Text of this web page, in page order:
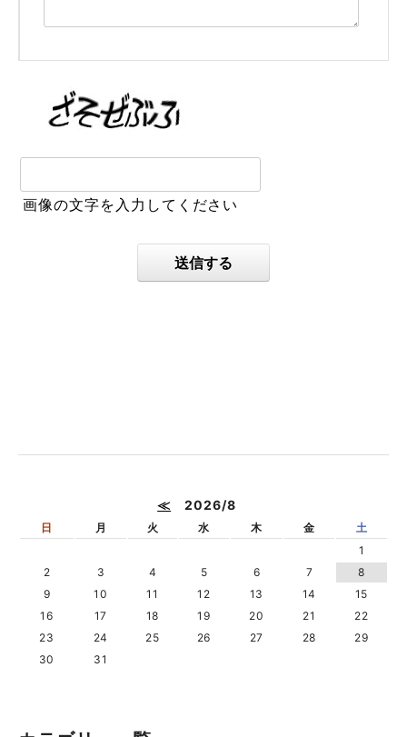
画像の文字を入力してください
≪ 2026/8
日 月 火 水 木 金
土
1
2
3 4 5 6 7
8
9
10 11 12 13 14
15
16
17 18 19 20 21
22
23
24 25 26 27 28
29
30
31